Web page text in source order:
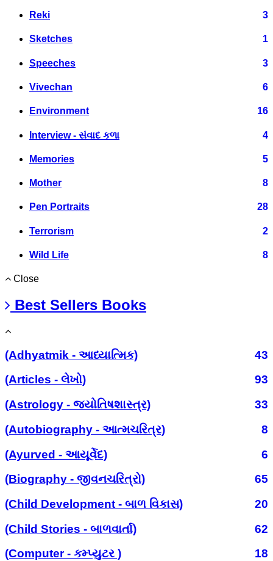
Reki 3
Sketches 1
Speeches 3
Vivechan 6
Environment 16
Interview - સંવાદ કળા 4
Memories 5
Mother 8
Pen Portraits 28
Terrorism 2
Wild Life 8
Close
Best Sellers Books
(Adhyatmik - આધ્યાત્મિક)
43
(Articles - લેખો)
93
(Astrology - જ્યોતિષશાસ્ત્ર)
33
(Autobiography - આત્મચરિત્ર)
8
(Ayurved - આયૂર્વેદ)
6
(Biography - જીવનચરિત્રો)
65
(Child Development - બાળ વિકાસ)
20
(Child Stories - બાળવાર્તા)
62
(Computer - કમ્પ્યુટર )
18